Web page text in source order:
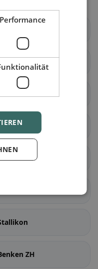
Affoltern am Albis
am Albis
ZH
Performance